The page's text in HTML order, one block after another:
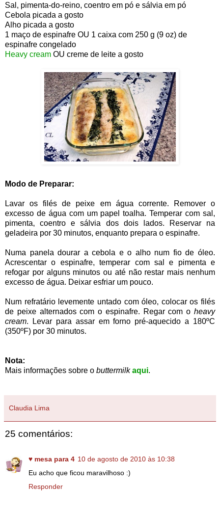
Sal, pimenta-do-reino, coentro em pó e sálvia em pó
Cebola picada a gosto
Alho picada a gosto
1 maço de espinafre OU 1 caixa com 250 g (9 oz) de
espinafre congelado
Heavy cream OU creme de leite a gosto
Modo de Preparar:
Lavar os filés de peixe em água corrente. Remover o
excesso de água com um papel toalha. Temperar com sal,
pimenta, coentro e sálvia dos dois lados. Reservar na
geladeira por 30 minutos, enquanto prepara o espinafre.
Numa panela dourar a cebola e o alho num fio de óleo.
Acrescentar o espinafre, temperar com sal e pimenta e
refogar por alguns minutos ou até não restar mais nenhum
excesso de água. Deixar esfriar um pouco.
Num refratário levemente untado com óleo, colocar os filés
de peixe alternados com o espinafre. Regar com o heavy
cream. Levar para assar em forno pré-aquecido a 180ºC
(350ºF) por 30 minutos.
Nota:
Mais informações sobre o buttermilk aqui.
Claudia Lima
25 comentários:
♥ mesa para 4 10 de agosto de 2010 às 10:38
Eu acho que ficou maravilhoso :)
Responder